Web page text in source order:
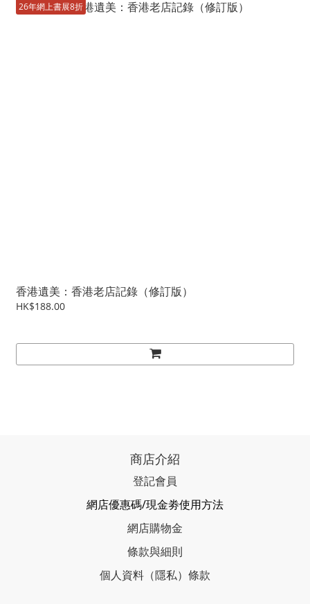
26年網上書展8折
香港遺美：香港老店記錄（修訂版）
HK$188.00
商店介紹
登記會員
網店優惠碼/現金劵使用方法
網店購物金
條款與細則
個人資料（隱私）條款